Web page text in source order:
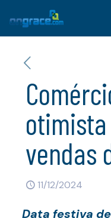
vendas
11/12/2024
Data festiva